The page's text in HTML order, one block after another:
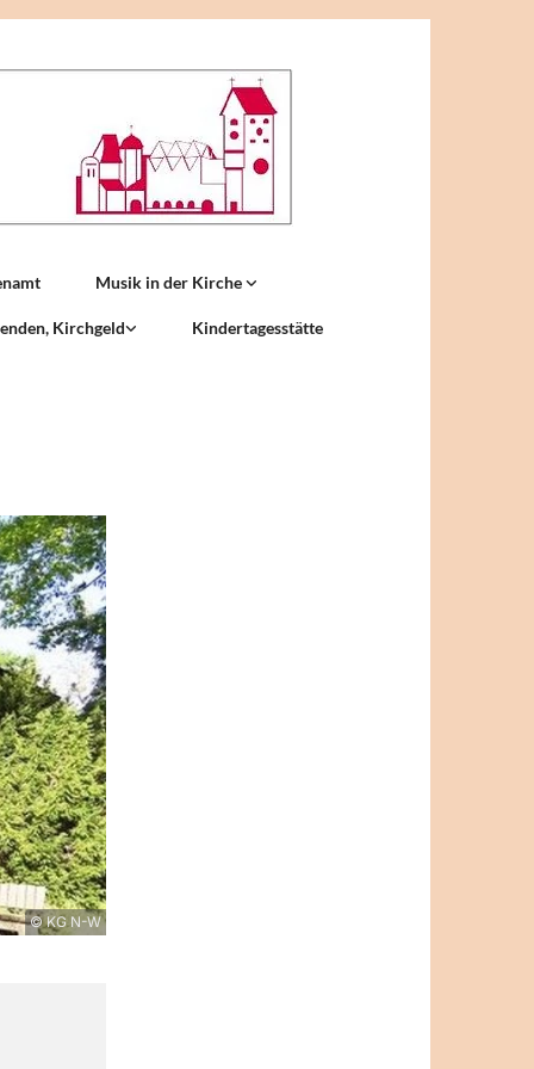
Musik in der Kirche
Kirchgeld Kindertagesstätte
© KG N-W